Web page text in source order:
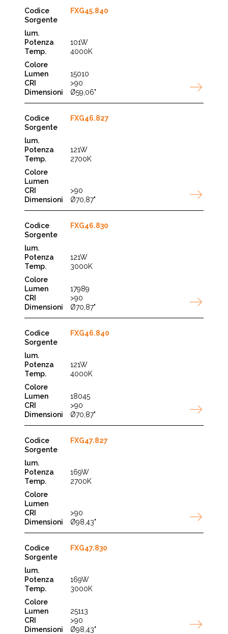
FXG45.840
101W
4000K
15010
>90
Ø59,06"
FXG46.827
121W
2700K
>90
Ø70,87"
FXG46.830
121W
3000K
17989
>90
Ø70,87"
FXG46.840
121W
4000K
18045
>90
Ø70,87"
FXG47.827
169W
2700K
>90
Ø98,43"
FXG47.830
169W
3000K
25113
>90
Ø98,43"